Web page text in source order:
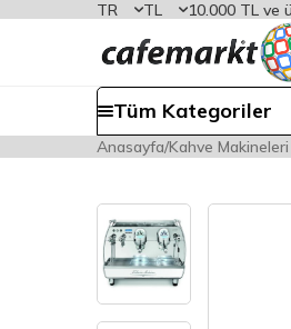
TR TL 10.000 TL ve
Tüm Kategoriler
Anasayfa Kahve